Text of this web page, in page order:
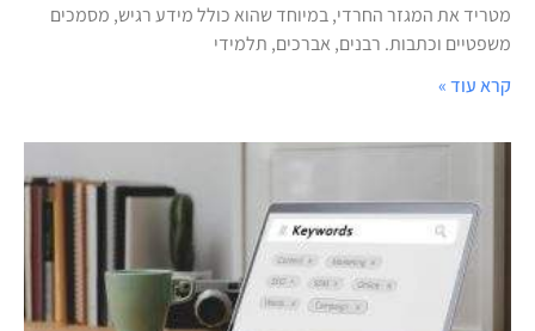
מטריד את המגזר החרדי, במיוחד שהוא כולל מידע רגיש, מסמכים
משפטיים וכתבות. רבנים, אברכים, תלמידי
קרא עוד »